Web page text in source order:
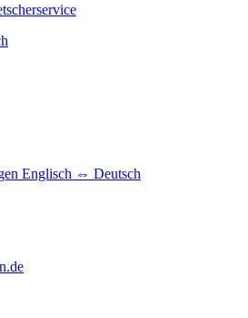
Englisch ⇔ Deutsch